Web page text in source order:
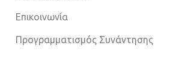
Επικοινωνία
Προγραμματισμός Συνάντησης